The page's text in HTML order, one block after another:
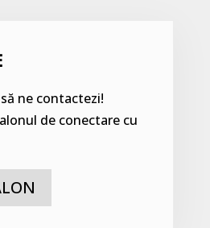
ne contactezi!
de conectare cu